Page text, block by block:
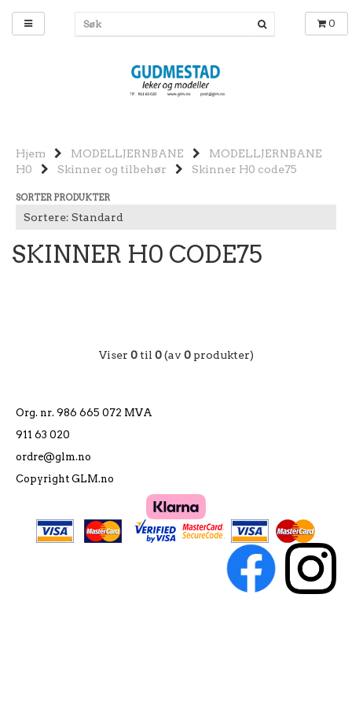
0
Hjem MODELLJERNBANE
MODELLJERNBANE
H0
Skinner og tilbehør Skinner H0 code75
SORTER PRODUKTER
SKINNER H0 CODE75
Viser 0til 0(av 0produkter)
Org. nr. 986 665 072 MVA
911 63 020
ordre@glm.no
Copyright GLM.no